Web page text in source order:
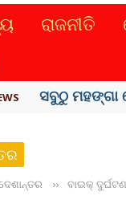
ରାଜନୀତି
ବିଏସ୍‌ପିର
››
ବାଇକ୍